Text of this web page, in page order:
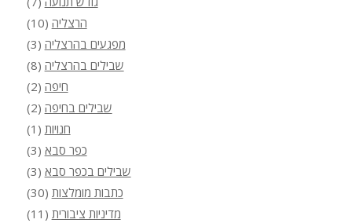
הרצליה (10)
מפגעים בהרצליה (3)
שבילים בהרצליה (8)
חיפה (2)
שבילים בחיפה (2)
חנויות (1)
כפר סבא (3)
שבילים בכפר סבא (3)
כתבות מומלצות (30)
מדיניות ציבורית (11)